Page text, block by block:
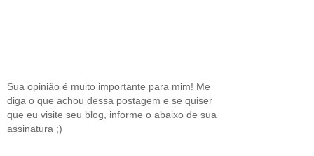
Sua opinião é muito importante para mim! Me
diga o que achou dessa postagem e se quiser
que eu visite seu blog, informe o abaixo de sua
assinatura ;)